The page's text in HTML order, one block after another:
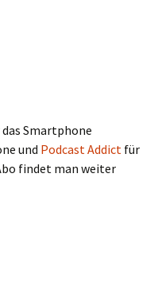
Smartphone
und Podcast Addict für
findet man weiter